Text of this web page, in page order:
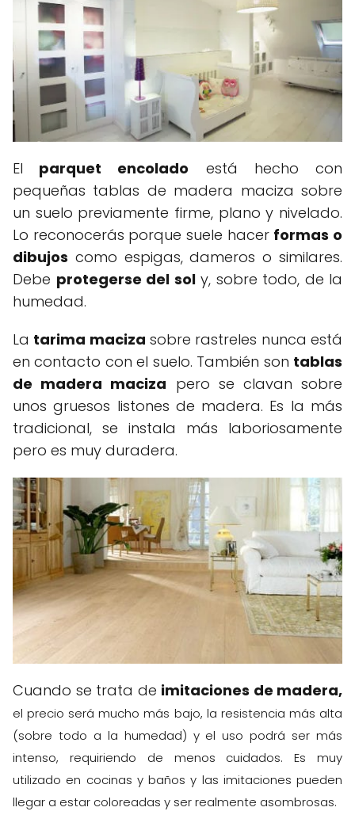
El parquet encolado está hecho con
pequeñas tablas de madera maciza sobre
un suelo previamente firme, plano y nivelado.
Lo reconocerás porque suele hacer formas o
dibujos como espigas, dameros o similares.
Debe protegerse del soly, sobre todo, de la
humedad.
La tarima maciza sobre rastreles nunca está
en contacto con el suelo. También son tablas
de madera maciza pero se clavan sobre
unos gruesos listones de madera. Es la más
tradicional, se instala más laboriosamente
pero es muy duradera.
Cuando se trata de imitaciones de madera,
el precio será mucho más bajo, la resistencia más alta
(sobre todo a la humedad) y el uso podrá ser más
intenso, requiriendo de menos cuidados. Es muy
utilizado en cocinas y baños y las imitaciones pueden
llegar a estar coloreadas y ser realmente asombrosas.